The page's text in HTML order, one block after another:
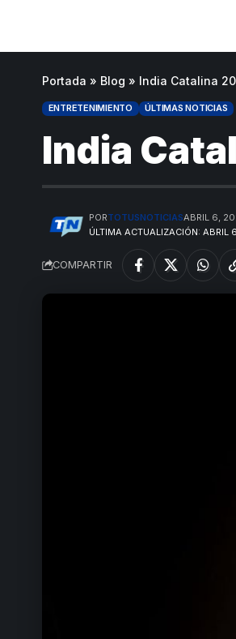
Portada » Blog » India Catalina
ENTRETENIMIENTO ÚLTIMAS NOTICIAS
India
ÚLTIMA ACTUALIZACIÓN: ABRIL
PORTOTUSNOTICIASABRIL 6,
COMPARTIR